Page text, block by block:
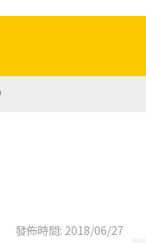
發佈時間: 2018/06/27